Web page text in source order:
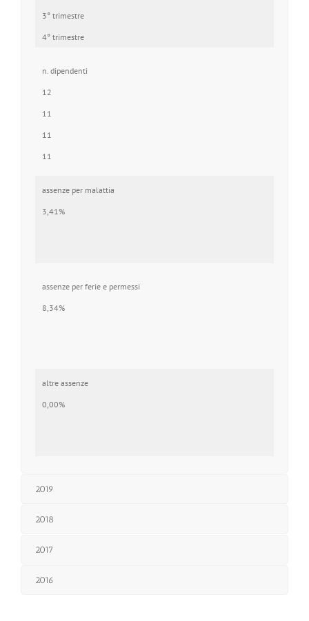
3° trimestre
4° trimestre
n. dipendenti
12
11
11
11
assenze per malattia
3,41%
assenze per ferie e permessi
8,34%
altre assenze
0,00%
2019
2018
2017
2016